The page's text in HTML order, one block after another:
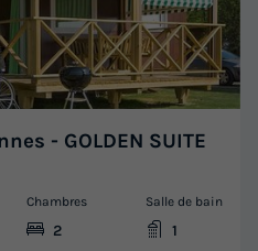
- GOLDEN SUITE
Chambres
2
Salle de bain
1